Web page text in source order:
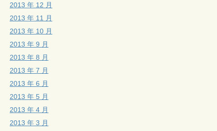
2013 年 12 月
2013 年 11 月
2013 年 10 月
2013 年 9 月
2013 年 8 月
2013 年 7 月
2013 年 6 月
2013 年 5 月
2013 年 4 月
2013 年 3 月